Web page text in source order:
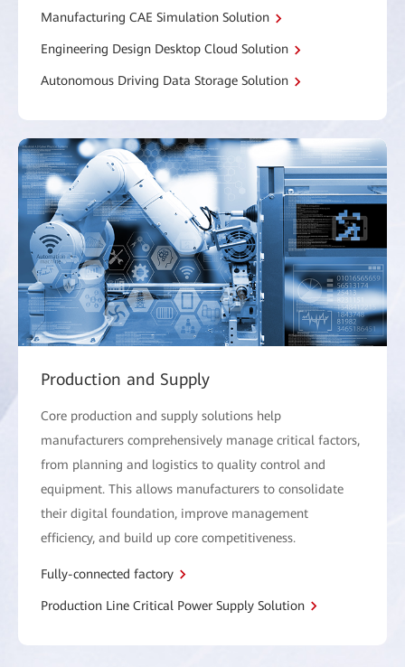
Manufacturing CAE Simulation Solution
Engineering Design Desktop Cloud Solution
Autonomous Driving Data Storage Solution
Production and Supply
Core production and supply solutions help
manufacturers comprehensively manage critical factors,
from planning and logistics to quality control and
equipment. This allows manufacturers to consolidate
their digital foundation, improve management
efficiency, and build up core competitiveness.
Fully-connected factory
Production Line Critical Power Supply Solution